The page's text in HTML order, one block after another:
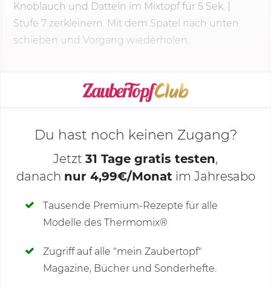
Knoblauch und Datteln im Mixtopf für 5 Sek.
Stufe 7 zerkleinern. Mit dem Spatel nach unten
schieben und Vorgang wiederholen.
KOCHMODUS STARTEN
Deine Notizen
Du hast noch keinen Zugang?
Jetzt 31 Tage gratis testen,
danach nur 4,99€/Monat im Jahresabo
Tausende Premium-Rezepte für alle
Modelle des Thermomix®
Zugriff auf alle "mein Zaubertopf"
Magazine, Bücher und Sonderhefte.